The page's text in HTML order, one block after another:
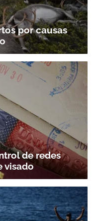
por causas
de redes
visado